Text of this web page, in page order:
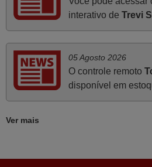
emparelhamento com a televisão,
Funciona na perfeição.
produto e este site.
interativo de Trevi
05 Agosto 2026
O controle remoto
disponível em
Ver mais